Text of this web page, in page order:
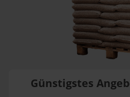
Günstigstes